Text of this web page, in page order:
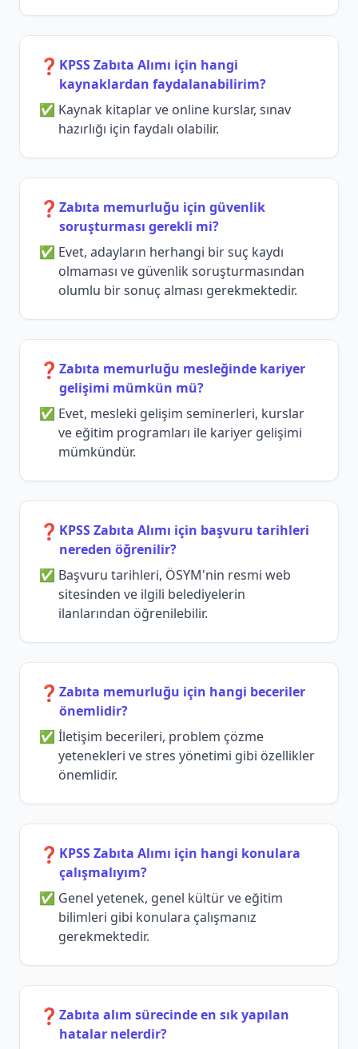
❓ KPSS Zabıta Alımı için hangi
kaynaklardan faydalanabilirim?
Kaynak kitaplar ve online kurslar, sınav
hazırlığı için faydalı olabilir.
❓ Zabıta memurluğu için güvenlik
soruşturması gerekli mi?
Evet, adayların herhangi bir suç kaydı
olmaması ve güvenlik soruşturmasından
olumlu bir sonuç alması gerekmektedir.
❓ Zabıta memurluğu mesleğinde kariyer
gelişimi mümkün mü?
Evet, mesleki gelişim seminerleri, kurslar
ve eğitim programları ile kariyer gelişimi
mümkündür.
❓ KPSS Zabıta Alımı için başvuru tarihleri
nereden öğrenilir?
Başvuru tarihleri, ÖSYM'nin resmi web
sitesinden ve ilgili belediyelerin
ilanlarından öğrenilebilir.
❓ Zabıta memurluğu için hangi beceriler
önemlidir?
İletişim becerileri, problem çözme
yetenekleri ve stres yönetimi gibi özellikler
önemlidir.
❓ KPSS Zabıta Alımı için hangi konulara
çalışmalıyım?
Genel yetenek, genel kültür ve eğitim
bilimleri gibi konulara çalışmanız
gerekmektedir.
❓ Zabıta alım sürecinde en sık yapılan
hatalar nelerdir?